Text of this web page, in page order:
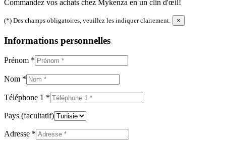
Commandez vos achats chez Mykenza en un clin d'œil!
(*) Des champs obligatoires, veuillez les indiquer clairement. ×
Informations personnelles
Prénom *
Nom *
Téléphone 1 *
Pays (facultatif)
Adresse *